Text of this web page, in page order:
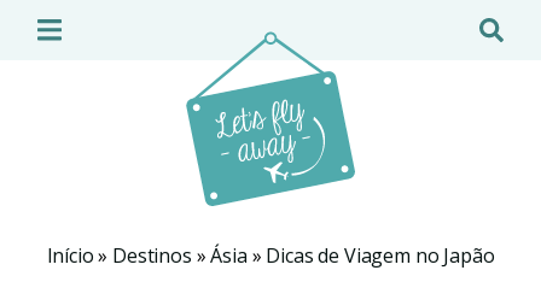
Início» Destinos »Ásia » Dicas de Viagem no Japão